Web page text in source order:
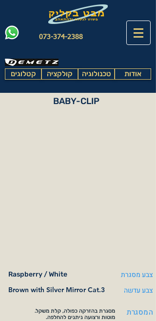
073-374-2388
קטלוגים קולקציה טכנולוגיה אודות
BABY-CLIP
Raspberry / White צבע מסגרת
Brown with Silver Mirror Cat.3 צבע עדשה
מסגרת בהזרקה כפולה, קלת משקל.
מוטות ורצועה ניתנים להחלפה.
המסגרת